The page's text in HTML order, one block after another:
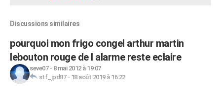
Discussions similaires
pourquoi mon frigo congel arthur martin
lebouton rouge de l alarme reste eclaire
seve07- 8 mai 2012 à 19:07
stf_jpd87- 18 août 2019 à 16:22